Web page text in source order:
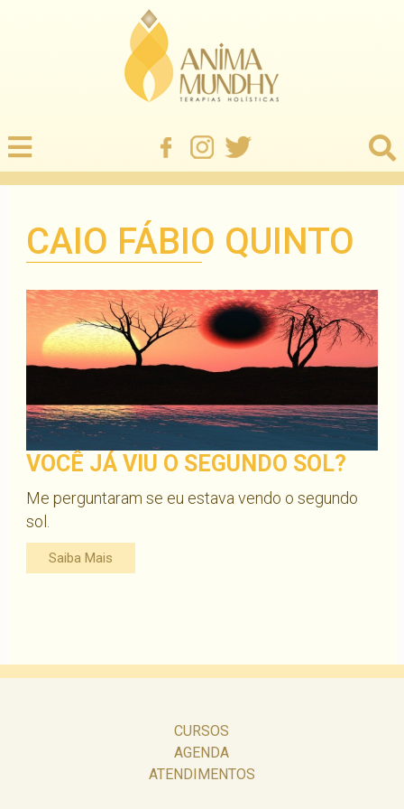
CAIO FÁBIO QUINTO
VOCÊ JÁ VIU O SEGUNDO SOL?
Me perguntaram se eu estava vendo o segundo
sol.
Saiba Mais
CURSOS
AGENDA
ATENDIMENTOS